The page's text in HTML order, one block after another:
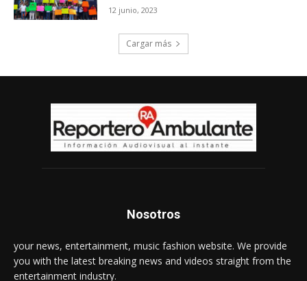
12 junio, 2023
Cargar más
Nosotros
your news, entertainment, music fashion website. We provide
you with the latest breaking news and videos straight from the
entertainment industry.